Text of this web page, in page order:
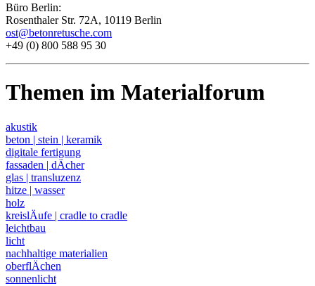
Büro Berlin:
Rosenthaler Str. 72A, 10119 Berlin
ost@betonretusche.com
+49 (0) 800 588 95 30
Themen im Materialforum
akustik
beton | stein | keramik
digitale fertigung
fassaden | dÄcher
glas | transluzenz
hitze | wasser
holz
kreislÄufe | cradle to cradle
leichtbau
licht
nachhaltige materialien
oberflÄchen
sonnenlicht